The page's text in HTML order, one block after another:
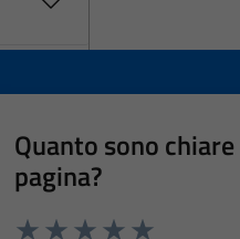
Quanto sono
pagina?